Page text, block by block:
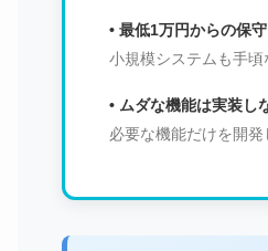
• 最低1万円からの保守
小規模システムも手頃
• ムダな機能は実装し
必要な機能だけを開